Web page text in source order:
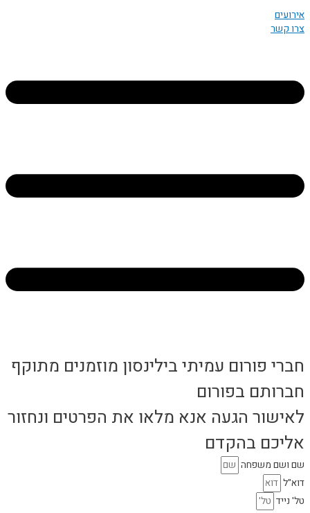
אירועים
צרו קשר
חברי פורום עמיתי בילינסון מוזמנים מתוקף
חברותם בפורום
לאישור הגעה אנא מלאו את הפרטים ונחזור
אליכם בהקדם
שם ושם משפחה
דוא"ל
טל' נייד